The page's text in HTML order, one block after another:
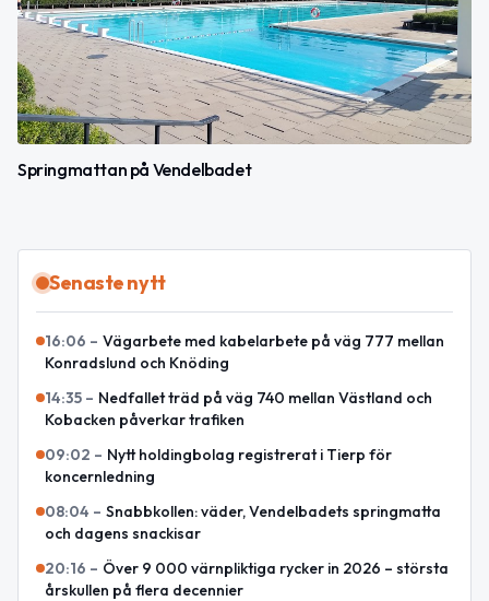
Springmattan på Vendelbadet
Senaste nytt
16:06 – Vägarbete med kabelarbete på väg 777 mellan
Konradslund och Knöding
14:35 – Nedfallet träd på väg 740 mellan Västland och
Kobacken påverkar trafiken
09:02 – Nytt holdingbolag registrerat i Tierp för
koncernledning
08:04 – Snabbkollen: väder, Vendelbadets springmatta
och dagens snackisar
20:16 – Över 9 000 värnpliktiga rycker in 2026 – största
årskullen på flera decennier